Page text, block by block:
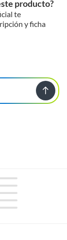
producto?
te
y ficha